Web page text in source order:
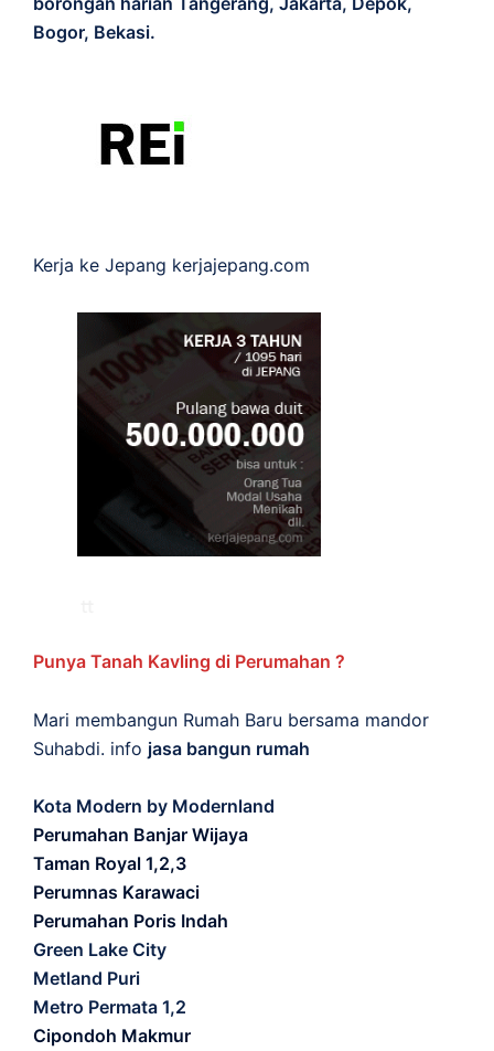
Bogor, Bekasi.
Kerja ke Jepang kerjajepang.com
Punya Tanah Kavling di Perumahan ?
Mari membangun Rumah Baru bersama mandor
Suhabdi. info jasa bangun rumah
Kota Modern by Modernland
Perumahan Banjar Wijaya
Taman Royal 1,2,3
Perumnas Karawaci
Perumahan Poris Indah
Green Lake City
Metland Puri
Metro Permata 1,2
Cipondoh Makmur